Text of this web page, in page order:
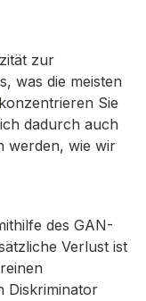
zur
was die meisten
konzentrieren Sie
dadurch auch
werden, wie wir
des GAN-
Verlust ist
Diskriminator